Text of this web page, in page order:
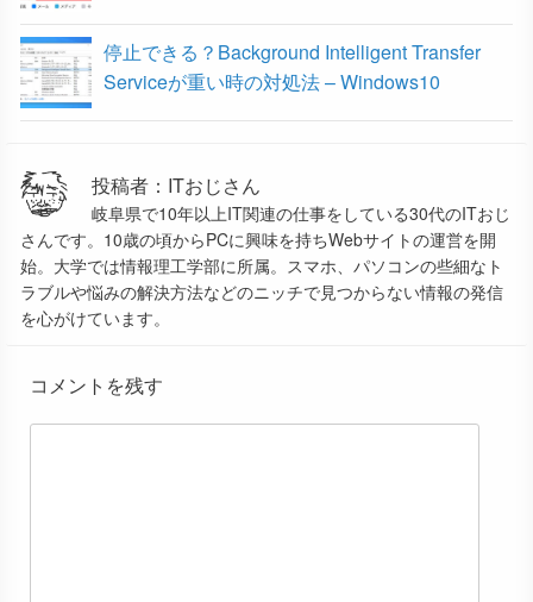
停止できる？Background Intelligent Transfer
Serviceが重い時の対処法 – Windows10
投稿者：ITおじさん
岐阜県で10年以上IT関連の仕事をしている30代のITおじ
さんです。10歳の頃からPCに興味を持ちWebサイトの運営を開
始。大学では情報理工学部に所属。スマホ、パソコンの些細なト
ラブルや悩みの解決方法などのニッチで見つからない情報の発信
を心がけています。
コメントを残す